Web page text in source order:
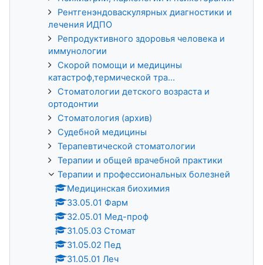
Рентгенэндоваскулярных диагностики и
лечения ИДПО
Репродуктивного здоровья человека и
иммунологии
Скорой помощи и медицины
катастроф,термической тра...
Стоматологии детского возраста и
ортодонтии
Стоматология (архив)
Судебной медицины
Терапевтической стоматологии
Терапии и общей врачебной практики
Терапии и профессиональных болезней
Медицинская биохимия
33.05.01 Фарм
32.05.01 Мед-проф
31.05.03 Стомат
31.05.02 Пед
31.05.01 Леч